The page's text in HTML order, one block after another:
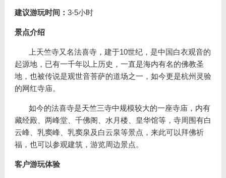
建议游玩时间： 3-5小时
景点介绍
上天竺寺又名法喜寺，建于10世纪，是中国白衣观音的
起源地，已有一千年以上历史，一直是海内有名的佛教圣
地，也被传说是观世音菩萨的道场之一，如今更是杭州灵验
的网红寺庙。
如今的法喜寺是天竺三寺中规模较大的一座寺庙，内有
藏经殿、两峰堂、千佛阁、水月楼、皇华馆等，寺周围有白
云峰、乳窦峰、乳窦泉及白云泉等景点，来此可以拜佛祈
福，也可以参观建筑，游览周边景点。
客户游玩体验